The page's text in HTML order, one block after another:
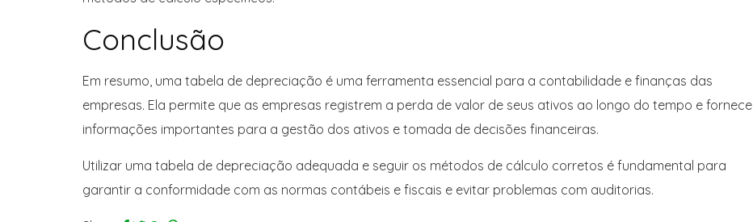
Conclusão
Em resumo, uma tabela de depreciação é uma ferramenta essencial para a contabilidade e finanças das
empresas. Ela permite que as empresas registrem a perda de valor de seus ativos ao longo do tempo e fornece
informações importantes para a gestão dos ativos e tomada de decisões financeiras.
Utilizar uma tabela de depreciação adequada e seguir os métodos de cálculo corretos é fundamental para
garantir a conformidade com as normas contábeis e fiscais e evitar problemas com auditorias.